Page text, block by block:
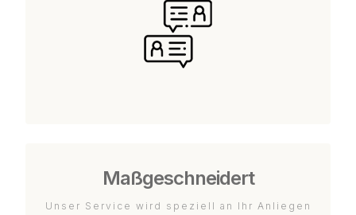
Maßgeschneidert
Unser Service wird speziell an Ihr Anliegen